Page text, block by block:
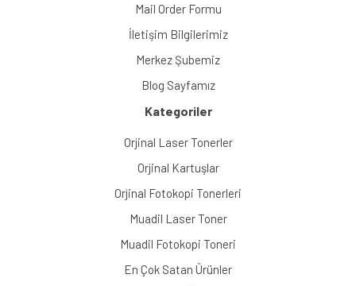
Mail Order Formu
İletişim Bilgilerimiz
Merkez Şubemiz
Blog Sayfamız
Kategoriler
Orjinal Laser Tonerler
Orjinal Kartuşlar
Orjinal Fotokopi Tonerleri
Muadil Laser Toner
Muadil Fotokopi Toneri
En Çok Satan Ürünler